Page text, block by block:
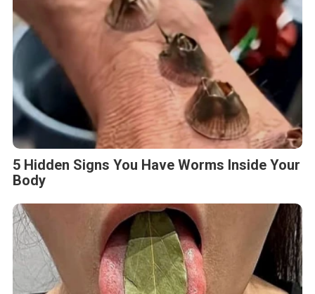
5 Hidden Signs You Have Worms Inside Your
Body